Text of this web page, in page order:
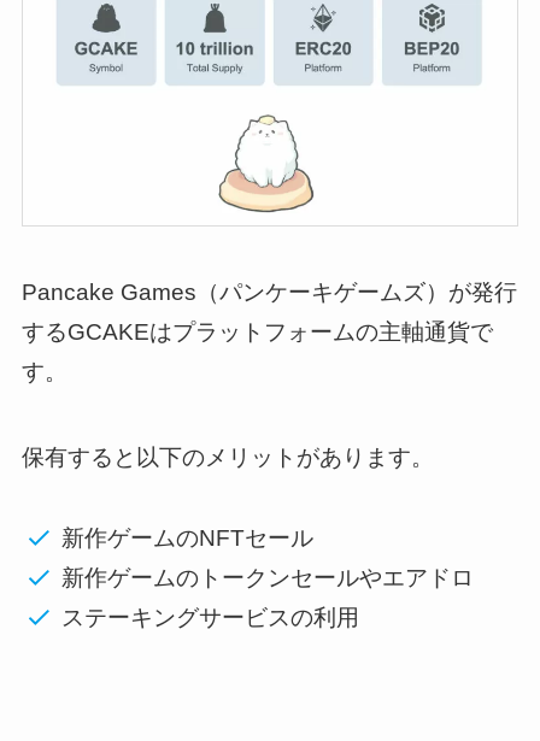
Pancake Games（パンケーキゲームズ）が発行
するGCAKEはプラットフォームの主軸通貨で
す。
保有すると以下のメリットがあります。
新作ゲームのNFTセール
新作ゲームのトークンセールやエアドロ
ステーキングサービスの利用